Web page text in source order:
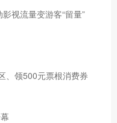
视流量变游客“留量”
、领500元票根消费券